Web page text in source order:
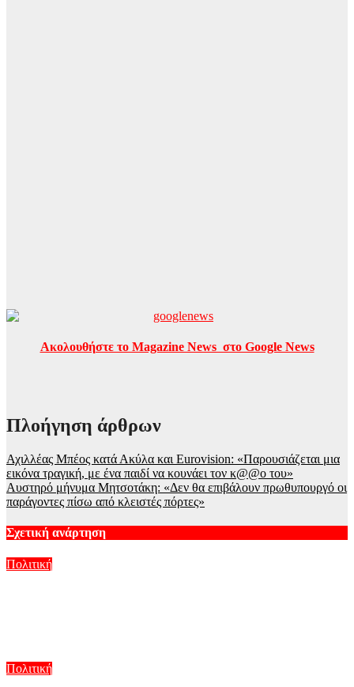
Ακολουθήστε το Magazine News στο Google News
Πλοήγηση άρθρων
Αχιλλέας Μπέος κατά Ακύλα και Eurovision: «Παρουσιάζεται μια
εικόνα τραγική, με ένα παιδί να κουνάει τον κ@@ο του»
Αυστηρό μήνυμα Μητσοτάκη: «Δεν θα επιβάλουν πρωθυπουργό οι
παράγοντες πίσω από κλειστές πόρτες»
Σχετική ανάρτηση
Πολιτική
Πολιτική